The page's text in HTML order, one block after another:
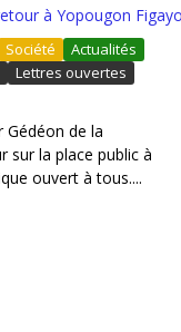
Société
Actualités
Lettres ouvertes
Gédéon de la
sur la place public à
ouvert à tous....